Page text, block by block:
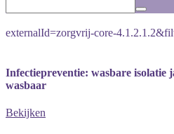
externalId=zorgvrij-core-
Infectiepreventie: wasbare isolatie
wasbaar
Bekijken